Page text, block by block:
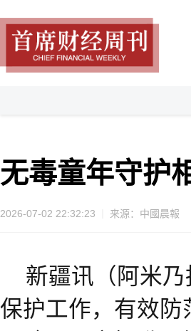
无毒童年守护
2026-07-02 22:32:23 来源：中國晨報
新疆讯（阿米
保护工作，有效